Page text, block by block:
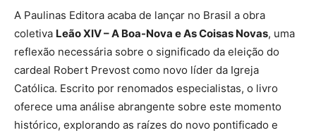
A Paulinas Editora acaba de lançar no Brasil a obra
coletiva Leão XIV – A Boa-Nova e As Coisas Novas, uma
reflexão necessária sobre o significado da eleição do
cardeal Robert Prevost como novo líder da Igreja
Católica. Escrito por renomados especialistas, o livro
oferece uma análise abrangente sobre este momento
histórico, explorando as raízes do novo pontificado e